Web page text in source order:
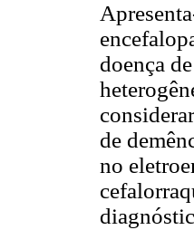
doença
de
no